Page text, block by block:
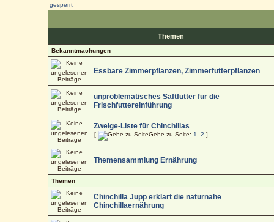
Themen
Bekanntmachungen
Essbare Zimmerpflanzen, Zimmerfutterpflanzen
unproblematisches Saftfutter für die
Frischfuttereinführung
Zweige-Liste für Chinchillas
[ Gehe zu Seite: 1 ,2 ]
Themensammlung Ernährung
Themen
Chinchilla Jupp erklärt die naturnahe
Chinchillaernährung